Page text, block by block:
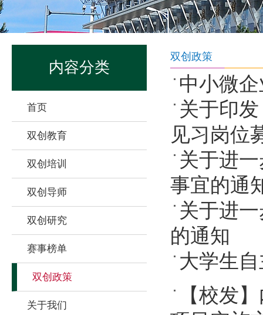
内容分类
首页
双创教育
双创培训
双创导师
双创研究
赛事榜单
双创政策
关于我们
双创政策
中小微
关于印
见习岗位
关于进
事宜的通
关于进
的通知
大学生
【校发